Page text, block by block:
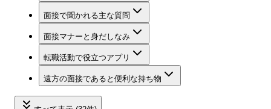
面接で聞かれる主な質問
面接マナーと身だしなみ
転職活動で役立つアプリ
遠方の面接であると便利な持ち物